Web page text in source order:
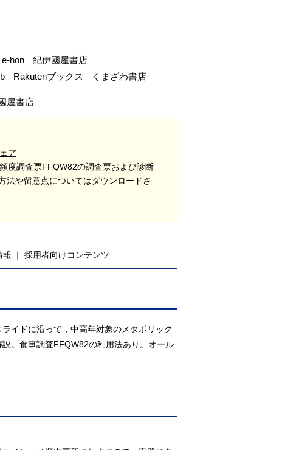
e-hon
紀伊國屋書店
Rakutenブックス くまざわ書店
屋書店
ア
度調査票FFQW82の調査票および診断
法や留意点についてはダウンロードさ
報 採用者向けコンテンツ
イドに沿って，中高年対象のメタボリック
。食事調査FFQW82の利用法あり。オール